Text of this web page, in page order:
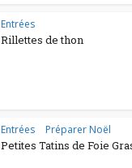
Entrées
Rillettes de thon
Entrées Préparer Noël
Petites Tatins de Foie